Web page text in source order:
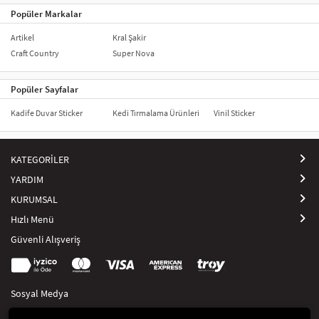
Popüler Markalar
Artikel
Craft Country
Kral Şakir
Super Nova
Popüler Sayfalar
Kadife Duvar Sticker Kedi Tırmalama Ürünleri Vinil Sticker
KATEGORİLER
YARDIM
KURUMSAL
Hızlı Menü
Güvenli Alışveriş
Sosyal Medya